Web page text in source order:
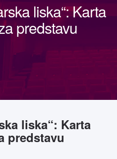
liska“: Karta
predstavu
liska“: Karta
predstavu